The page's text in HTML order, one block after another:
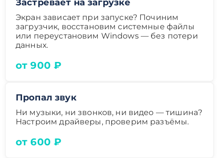
Застревает на загрузке
Экран зависает при запуске? Починим
загрузчик, восстановим системные файлы
или переустановим Windows — без потери
данных.
от 900 ₽
Пропал звук
Ни музыки, ни звонков, ни видео — тишина?
Настроим драйверы, проверим разъёмы.
от 600 ₽